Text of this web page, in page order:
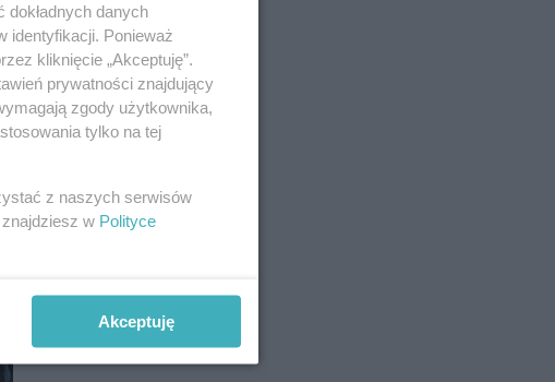
dokładnych danych
identyfikacji. Ponieważ
kliknięcie „Akceptuję”.
prywatności znajdujący
zgody użytkownika,
tylko na tej
z naszych serwisów
w Polityce
Akceptuję